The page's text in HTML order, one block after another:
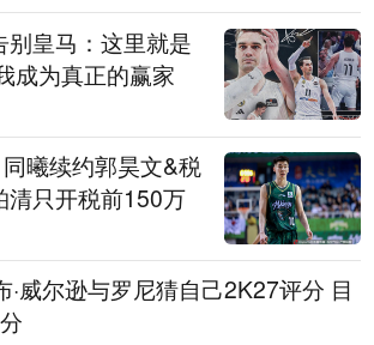
皇马：这里就是
成为真正的赢家
曦续约郭昊文&税
清只开税前150万
·威尔逊与罗尼猜自己2K27评分 目